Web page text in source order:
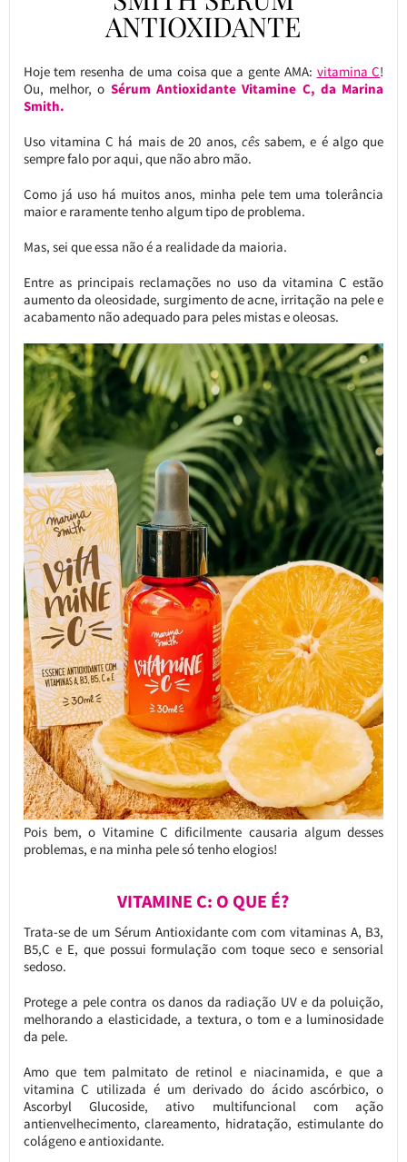
ANTIOXIDANTE
Hoje tem resenha de uma coisa que a gente AMA: vitamina C!
Ou, melhor, o Sérum Antioxidante Vitamine C, da Marina
Smith.
Uso vitamina C há mais de 20 anos, cêssabem, e é algo que
sempre falo por aqui, que não abro mão.
Como já uso há muitos anos, minha pele tem uma tolerância
maior e raramente tenho algum tipo de problema.
Mas, sei que essa não é a realidade da maioria.
Entre as principais reclamações no uso da vitamina C estão
aumento da oleosidade, surgimento de acne, irritação na pele e
acabamento não adequado para peles mistas e oleosas.
Pois bem, o Vitamine C dificilmente causaria algum desses
problemas, e na minha pele só tenho elogios!
VITAMINE C: O QUE É?
Trata-se de um Sérum Antioxidante com com vitaminas A, B3,
B5,C e E, que possui formulação com toque seco e sensorial
sedoso.
Protege a pele contra os danos da radiação UV e da poluição,
melhorando a elasticidade, a textura, o tom e a luminosidade
da pele.
Amo que tem palmitato de retinol e niacinamida, e que a
vitamina C utilizada é um derivado do ácido ascórbico, o
Ascorbyl Glucoside, ativo multifuncional com ação
antienvelhecimento, clareamento, hidratação, estimulante do
colágeno e antioxidante.